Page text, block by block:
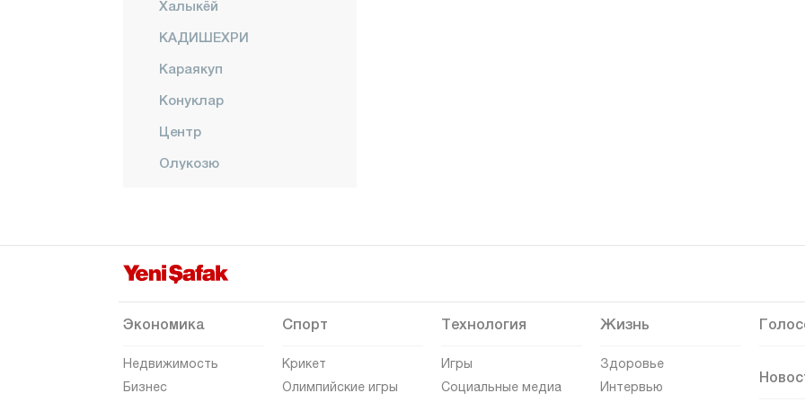
Халыкёй
КАДИШЕХРИ
Караякуп
Конуклар
Центр
Олукозю
САРАЙКЕНТ
САРЫКАЯ
Сырчалы
Экономика
Недвижимость
Бизнес
Спорт
Крикет
Олимпийские игры
Технология
Игры
Социальные медиа
Жизнь
Здоровье
Интервью